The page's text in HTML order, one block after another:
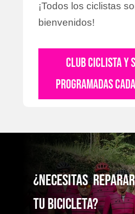
¡Todos los ciclistas
bienvenidos!
CLUB CICLISTA Y
PROGRAMADAS
¿NecesitaS reparaR
TU bicicleta?